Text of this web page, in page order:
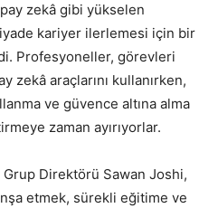
zekâ gibi yükselen
kariyer ilerlemesi için bir
Profesyoneller, görevleri
zekâ araçlarını kullanırken,
ve güvence altına alma
zaman ayırıyorlar.
Direktörü Sawan Joshi,
etmek, sürekli eğitime ve